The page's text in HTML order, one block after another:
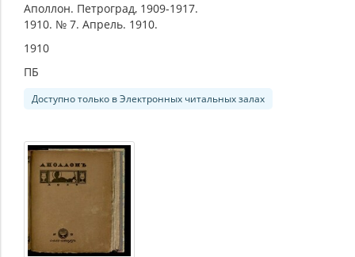
Аполлон. Петроград, 1909-1917.
1910. № 7. Апрель. 1910.
1910
ПБ
Доступно только в Электронных читальных залах